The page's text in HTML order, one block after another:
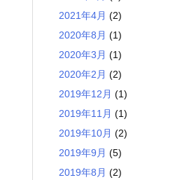
2021年4月 (2)
2020年8月 (1)
2020年3月 (1)
2020年2月 (2)
2019年12月 (1)
2019年11月 (1)
2019年10月 (2)
2019年9月 (5)
2019年8月 (2)